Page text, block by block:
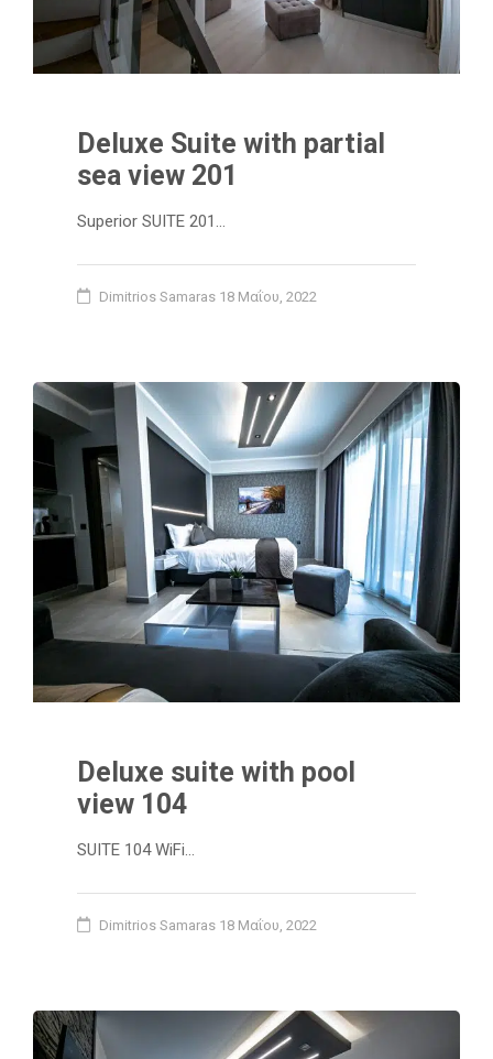
Deluxe Suite with partial
sea view 201
Superior SUITE 201…
Dimitrios Samaras 18 Μαΐου, 2022
Deluxe suite with pool
view 104
SUITE 104 WiFi…
Dimitrios Samaras 18 Μαΐου, 2022